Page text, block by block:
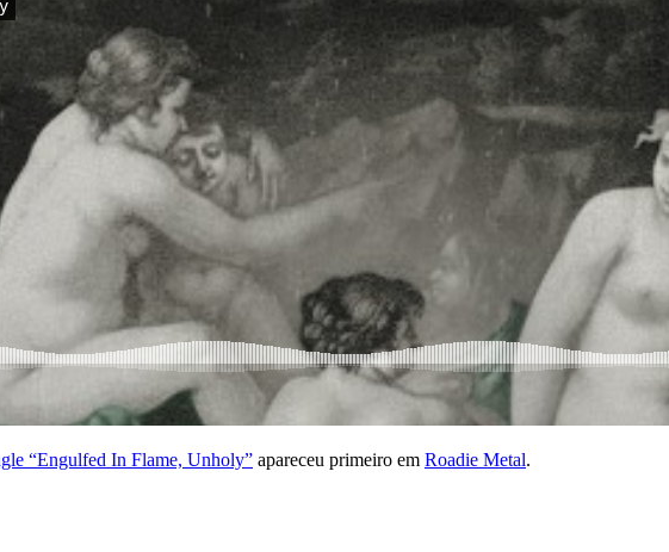
“Engulfed In Flame, Unholy” apareceu primeiro em Roadie Metal.